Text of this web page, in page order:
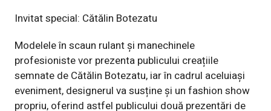
Invitat special: Cătălin Botezatu
Modelele în scaun rulant și manechinele
profesioniste vor prezenta publicului creațiile
semnate de Cătălin Botezatu, iar în cadrul aceluiași
eveniment, designerul va susține și un fashion show
propriu, oferind astfel publicului două prezentări de